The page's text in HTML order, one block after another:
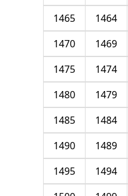
1464
1465
1469
1470
1474
1475
1479
1480
1484
1485
1489
1490
1494
1495